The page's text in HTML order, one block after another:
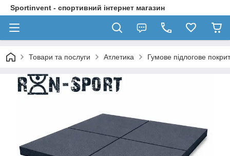
Sportinvent - спортивний інтернет магазин
Товари та послуги Атлетика Гумове підлогове